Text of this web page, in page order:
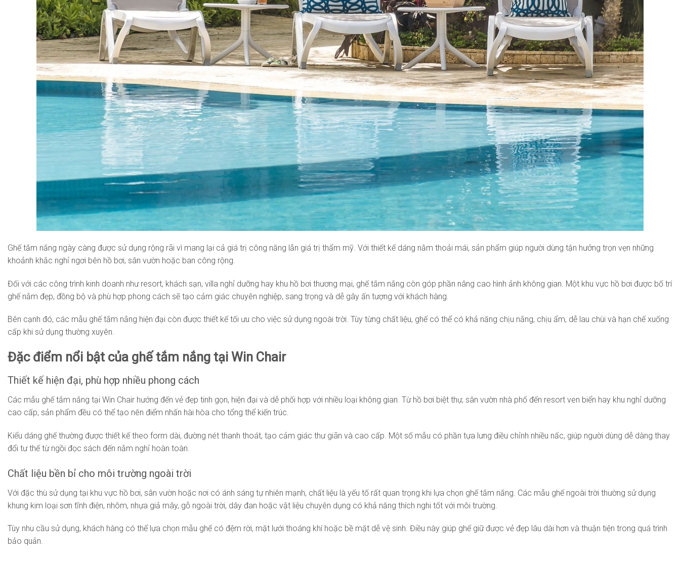
Ghế tắm nắng ngày càng được sử dụng rộng rãi vì mang lại cả giá trị công năng lẫn giá trị thẩm mỹ. Với thiết kế dáng nằm thoải mái, sản phẩm giúp người dùng tận hưởng trọn vẹn những
khoảnh khắc nghỉ ngơi bên hồ bơi, sân vườn hoặc ban công rộng.
Đối với các công trình kinh doanh như resort, khách sạn, villa nghỉ dưỡng hay khu hồ bơi thương mại, ghế tắm nắng còn góp phần nâng cao hình ảnh không gian. Một khu vực hồ bơi được bố trí
ghế nằm đẹp, đồng bộ và phù hợp phong cách sẽ tạo cảm giác chuyên nghiệp, sang trọng và dễ gây ấn tượng với khách hàng.
Bên cạnh đó, các mẫu ghế tắm nắng hiện đại còn được thiết kế tối ưu cho việc sử dụng ngoài trời. Tùy từng chất liệu, ghế có thể có khả năng chịu nắng, chịu ẩm, dễ lau chùi và hạn chế xuống
cấp khi sử dụng thường xuyên.
Đặc điểm nổi bật của ghế tắm nắng tại Win Chair
Thiết kế hiện đại, phù hợp nhiều phong cách
Các mẫu ghế tắm nắng tại Win Chair hướng đến vẻ đẹp tinh gọn, hiện đại và dễ phối hợp với nhiều loại không gian. Từ hồ bơi biệt thự, sân vườn nhà phố đến resort ven biển hay khu nghỉ dưỡng
cao cấp, sản phẩm đều có thể tạo nên điểm nhấn hài hòa cho tổng thể kiến trúc.
Kiểu dáng ghế thường được thiết kế theo form dài, đường nét thanh thoát, tạo cảm giác thư giãn và cao cấp. Một số mẫu có phần tựa lưng điều chỉnh nhiều nấc, giúp người dùng dễ dàng thay
đổi tư thế từ ngồi đọc sách đến nằm nghỉ hoàn toàn.
Chất liệu bền bỉ cho môi trường ngoài trời
Với đặc thù sử dụng tại khu vực hồ bơi, sân vườn hoặc nơi có ánh sáng tự nhiên mạnh, chất liệu là yếu tố rất quan trọng khi lựa chọn ghế tắm nắng. Các mẫu ghế ngoài trời thường sử dụng
khung kim loại sơn tĩnh điện, nhôm, nhựa giả mây, gỗ ngoài trời, dây đan hoặc vật liệu chuyên dụng có khả năng thích nghi tốt với môi trường.
Tùy nhu cầu sử dụng, khách hàng có thể lựa chọn mẫu ghế có đệm rời, mặt lưới thoáng khí hoặc bề mặt dễ vệ sinh. Điều này giúp ghế giữ được vẻ đẹp lâu dài hơn và thuận tiện trong quá trình
bảo quản.